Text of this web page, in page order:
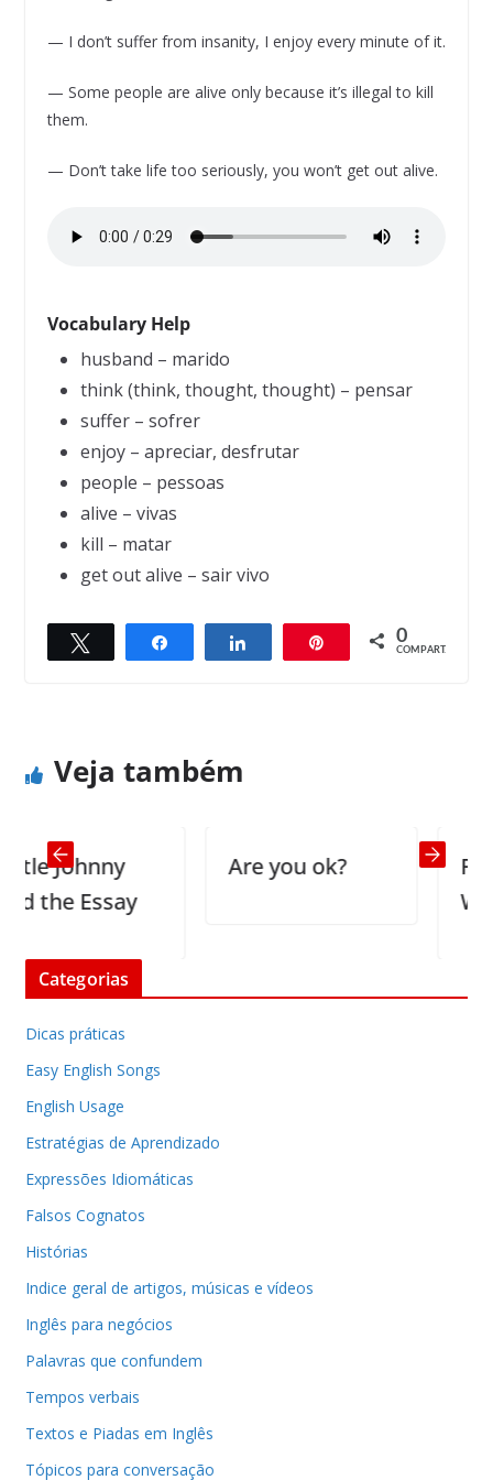
— I don’t suffer from insanity, I enjoy every minute of it.
— Some people are alive only because it’s illegal to kill
them.
— Don’t take life too seriously, you won’t get out alive.
Vocabulary Help
husband – marido
think (think, thought, thought) – pensar
suffer – sofrer
enjoy – apreciar, desfrutar
people – pessoas
alive – vivas
kill – matar
get out alive – sair vivo
Compartilhar Compartilhar 0
COMPART.
← Previous
Next →
Veja também
Johnny
Essay
Are you ok?
Categorias
Dicas práticas
Easy English Songs
English Usage
Estratégias de Aprendizado
Expressões Idiomáticas
Falsos Cognatos
Histórias
Indice geral de artigos, músicas e vídeos
Inglês para negócios
Palavras que confundem
Tempos verbais
Textos e Piadas em Inglês
Tópicos para conversação